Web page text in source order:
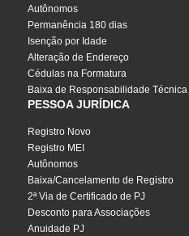
Autônomos
Permanência 180 dias
Isenção por Idade
Alteração de Endereço
Cédulas na Formatura
Baixa de Responsabilidade Técnica
PESSOA JURÍDICA
Registro Novo
Registro MEI
Autônomos
Baixa/Cancelamento de Registro
2ª Via de Certificado de PJ
Desconto para Associações
Anuidade PJ